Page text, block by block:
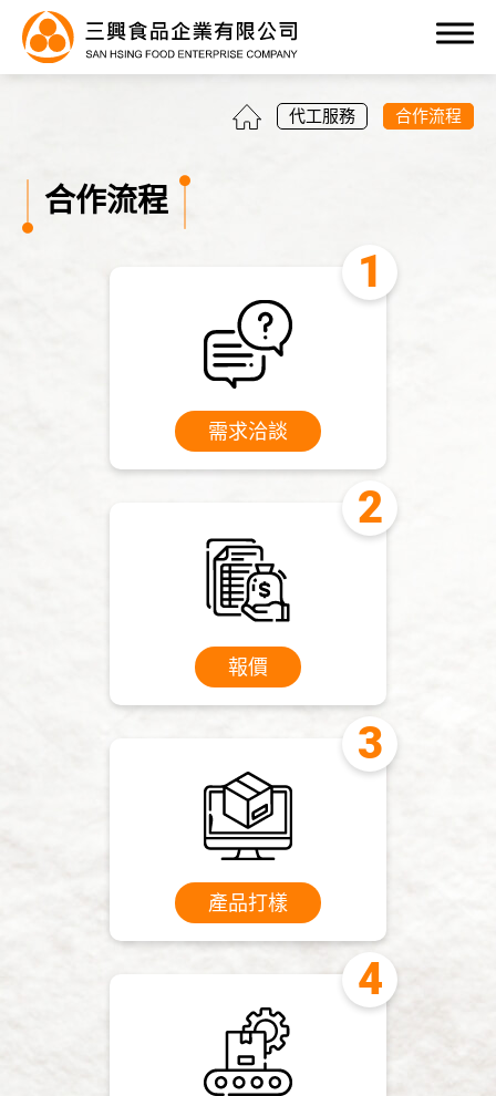
代工服務 合作流程
合作流程
需求洽談
報價
產品打樣